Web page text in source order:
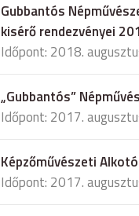
Gubbantós
kisérő rendezvényei
Időpont: 2018.
„Gubbantós”
Időpont: 2017.
Képzőművészeti
Időpont: 2017.